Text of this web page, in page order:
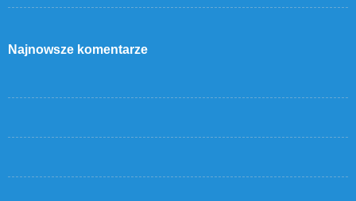
Najnowsze komentarze